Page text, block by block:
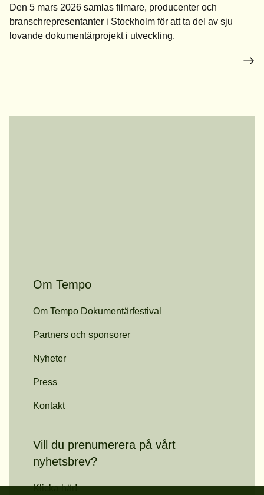
Den 5 mars 2026 samlas filmare, producenter och
branschrepresentanter i Stockholm för att ta del av sju
lovande dokumentärprojekt i utveckling.
Om Tempo
Om Tempo Dokumentärfestival
Partners och sponsorer
Nyheter
Press
Kontakt
Vill du prenumerera på vårt
nyhetsbrev?
Klicka här!